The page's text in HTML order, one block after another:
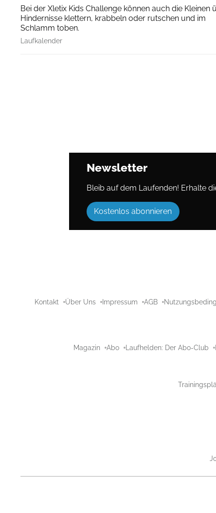
Bei der Xletix Kids Challenge können auch die Kleinen
Hindernisse klettern, krabbeln oder rutschen und im
Schlamm toben.
Laufkalender
Newsletter
Bleib auf dem Laufenden! Erhalte
Kostenlos abonnieren
Kontakt Über Uns Impressum AGB
Magazin Abo Laufhelden: Der Abo-Club